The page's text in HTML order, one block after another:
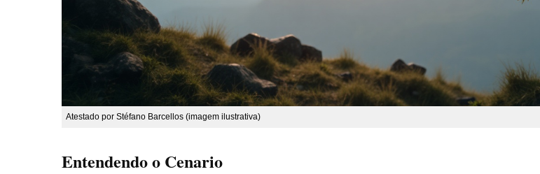
Atestado por Stéfano Barcellos (imagem ilustrativa)
Entendendo o Cenario